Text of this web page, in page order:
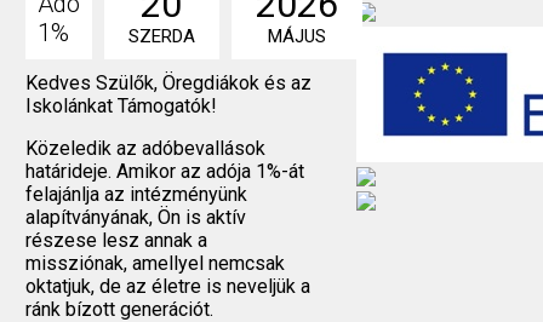
1%
SZERDA MÁJUS
Kedves Szülők, Öregdiákok és az
Iskolánkat Támogatók!
Közeledik az adóbevallások
határideje. Amikor az adója 1%-át
felajánlja az intézményünk
alapítványának, Ön is aktív
részese lesz annak a
missziónak, amellyel nemcsak
oktatjuk, de az életre is neveljük a
ránk bízott generációt.